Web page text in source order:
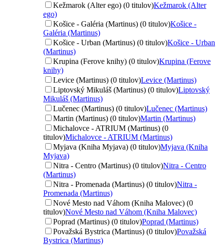
Kežmarok (Alter ego) (0 titulov)Kežmarok (Alter
ego)
Košice - Galéria (Martinus) (0 titulov)Košice -
Galéria (Martinus)
Košice - Urban (Martinus) (0 titulov)Košice - Urban
(Martinus)
Krupina (Ferove knihy) (0 titulov)Krupina (Ferove
knihy)
Levice (Martinus) (0 titulov)Levice (Martinus)
Liptovský Mikuláš (Martinus) (0 titulov)Liptovský
Mikuláš (Martinus)
Lučenec (Martinus) (0 titulov)Lučenec (Martinus)
Martin (Martinus) (0 titulov)Martin (Martinus)
Michalovce - ATRIUM (Martinus) (0
titulov)Michalovce - ATRIUM (Martinus)
Myjava (Kniha Myjava) (0 titulov)Myjava (Kniha
Myjava)
Nitra - Centro (Martinus) (0 titulov)Nitra - Centro
(Martinus)
Nitra - Promenada (Martinus) (0 titulov)Nitra -
Promenada (Martinus)
Nové Mesto nad Váhom (Kniha Malovec) (0
titulov)Nové Mesto nad Váhom (Kniha Malovec)
Poprad (Martinus) (0 titulov)Poprad (Martinus)
Považská Bystrica (Martinus) (0 titulov)Považská
Bystrica (Martinus)